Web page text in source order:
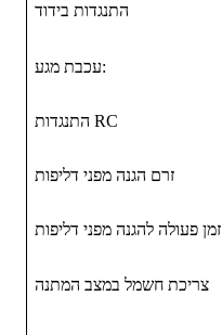
התנגדות בידוד
עכבת מגע:
התנגדות RC
זרם הגנה מפני דליפות
זמן פעולה להגנה מפני דליפות
צריכת חשמל במצב המתנה